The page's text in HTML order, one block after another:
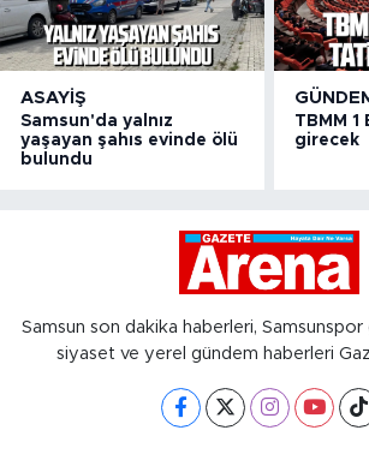
ASAYIŞ
Samsun'da yalnız
yaşayan şahıs evinde ölü
bulundu
TBMM
girecek
Samsun son dakika haberleri, Samsunspor
siyaset ve yerel gündem haberleri